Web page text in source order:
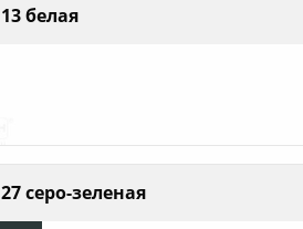
13 белая
27 серо-зеленая